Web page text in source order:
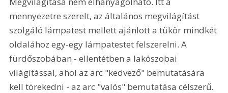
mennyezetre szerelt, az általános megvilágítást
szolgáló lámpatest mellett ajánlott a tükör mindkét
oldalához egy-egy lámpatestet felszerelni. A
fürdőszobában - ellentétben a lakószobai
világítással, ahol az arc "kedvező" bemutatására
kell törekedni - az arc "valós" bemutatása célszerű.